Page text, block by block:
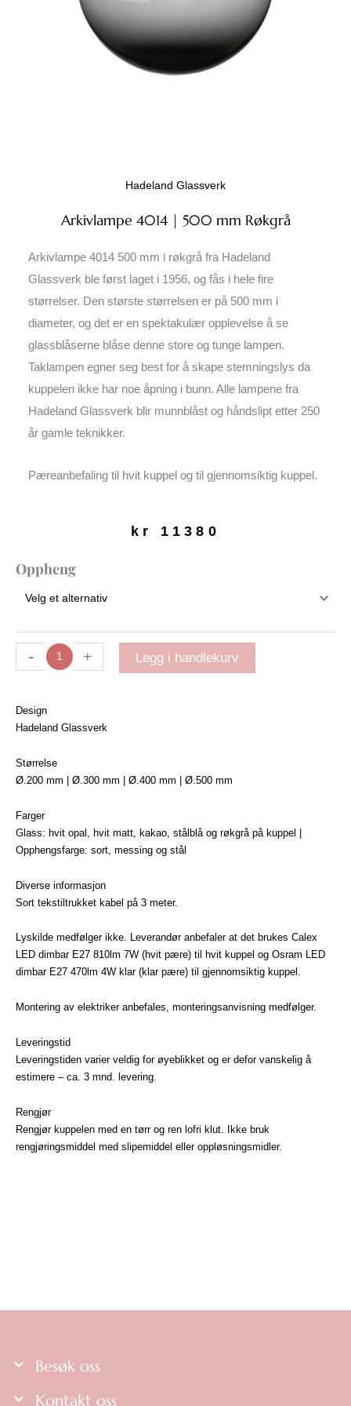
Hadeland Glassverk
Arkivlampe 4014 | 500 mm Røkgrå
Arkivlampe 4014 500 mm i røkgrå fra Hadeland
Glassverk ble først laget i 1956, og fås i hele fire
størrelser. Den største størrelsen er på 500 mm i
diameter, og det er en spektakulær opplevelse å se
glassblåserne blåse denne store og tunge lampen.
Taklampen egner seg best for å skape stemningslys da
kuppelen ikke har noe åpning i bunn. Alle lampene fra
Hadeland Glassverk blir munnblåst og håndslipt etter 250
år gamle teknikker.
Pæreanbefaling til hvit kuppel og til gjennomsiktig kuppel.
kr 11380
Oppheng
-
Arkivlampe
mm
Røkgrå
antall
+ Legg i handlekurv
Design
Hadeland Glassverk
Størrelse
Ø.200 mm | Ø.300 mm | Ø.400 mm | Ø.500 mm
Farger
Glass: hvit opal, hvit matt, kakao, stålblå og røkgrå på kuppel |
Opphengsfarge: sort, messing og stål
Diverse informasjon
Sort tekstiltrukket kabel på 3 meter.
Lyskilde medfølger ikke. Leverandør anbefaler at det brukes Calex
LED dimbar E27 810lm 7W (hvit pære) til hvit kuppel og Osram LED
dimbar E27 470lm 4W klar (klar pære) til gjennomsiktig kuppel.
Montering av elektriker anbefales, monteringsanvisning medfølger.
Leveringstid
Leveringstiden varier veldig for øyeblikket og er defor vanskelig å
estimere – ca. 3 mnd. levering.
Rengjør
Rengjør kuppelen med en tørr og ren lofri klut. Ikke bruk
rengjøringsmiddel med slipemiddel eller oppløsningsmidler.
Besøk oss
Kontakt oss